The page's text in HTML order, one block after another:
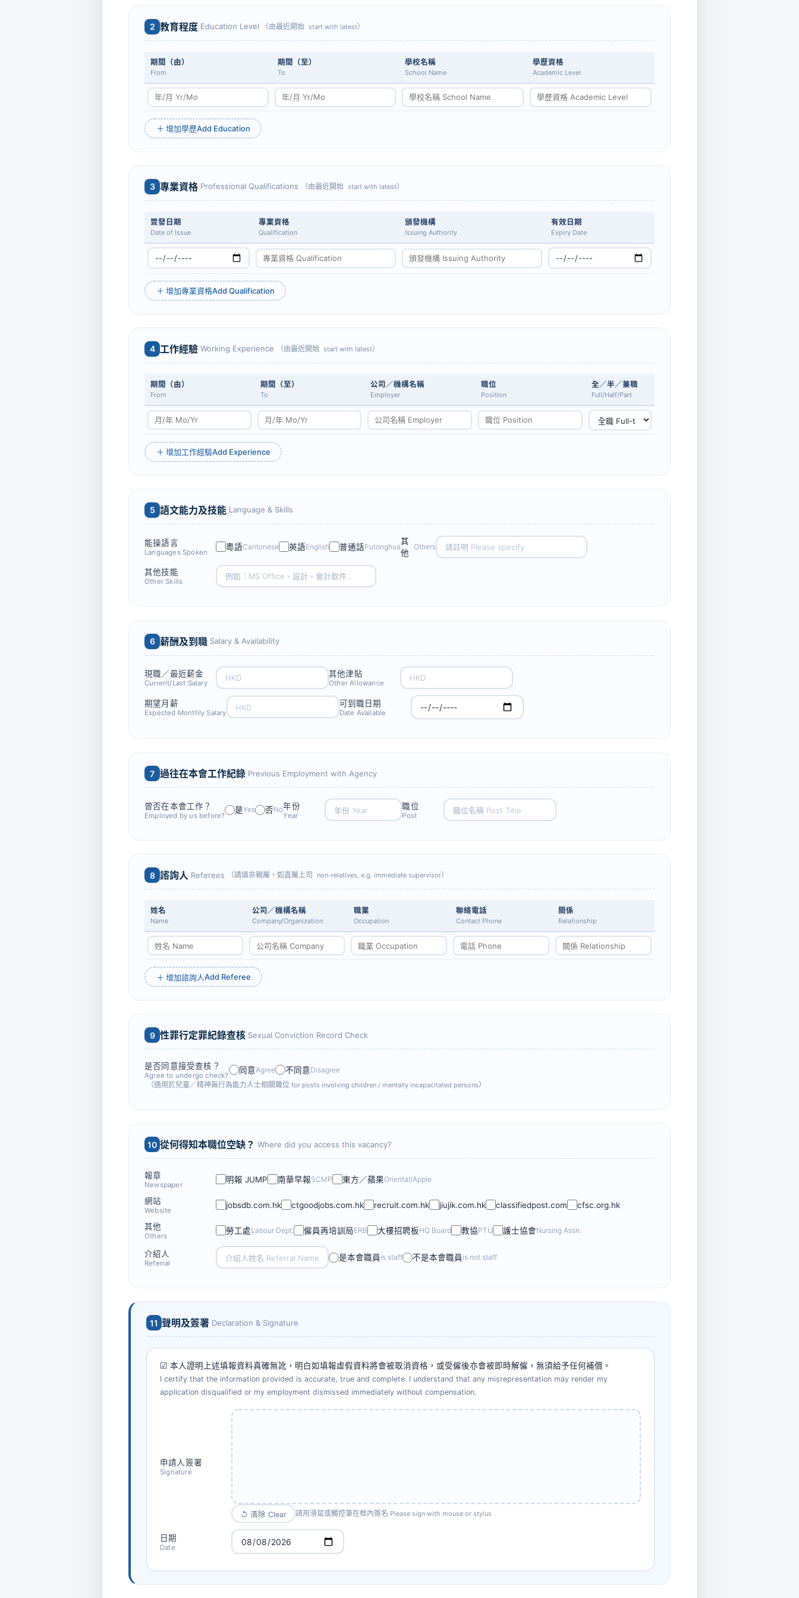
2 教育程度 Education Level （由最近開始 start with latest）
期間（由）
From
期間（至）
To
學校名稱
School Name
學歷資格
Academic Level
＋ 增加學歷Add Education
3 專業資格 Professional Qualifications （由最近開始 start with latest）
簽發日期
Date of Issue
專業資格
Qualification
頒發機構
Issuing Authority
有效日期
Expiry Date
＋ 增加專業資格Add Qualification
4 工作經驗 Working Experience （由最近開始 start with latest）
期間（由）
From
期間（至）
To
公司／機構名稱
Employer
職位
Position
全／半／兼職
Full/Half/Part
＋ 增加工作經驗Add Experience
5 語文能力及技能 Language & Skills
能操語言
Languages Spoken
粵語Cantonese 英語English 普通話Putonghua
其
他
Others
其他技能
Other Skills
6 薪酬及到職 Salary & Availability
現職／最近薪金
Current/Last Salary
其他津貼
Other Allowance
期望月薪
Expected Monthly Salary
可到職日期
Date Available
7 過往在本會工作紀錄 Previous Employment with Agency
曾否在本會工作？
Employed by us before?
是Yes 否No年份
Year
職位
Post
8 諮詢人 Referees （請填非親屬，如直屬上司 non-relatives, e.g. immediate supervisor）
姓名
Name
公司／機構名稱
Company/Organization
職業
Occupation
聯絡電話
Contact Phone
關係
Relationship
＋ 增加諮詢人Add Referee
9 性罪行定罪紀錄查核 Sexual Conviction Record Check
是否同意接受查核？
Agree to undergo check?
同意Agree 不同意Disagree
（適用於兒童／精神無行為能力人士相關職位 for posts involving children / mentally incapacitated persons）
10 從何得知本職位空缺？ Where did you access this vacancy?
報章
Newspaper
明報 JUMP 南華早報SCMP 東方／蘋果Oriental/Apple
網站
Website
jobsdb.com.hk ctgoodjobs.com.hk recruit.com.hk jiujik.com.hk classifiedpost.com cfsc.org.hk
其他
Others
勞工處Labour Dept. 僱員再培訓局ERB 大樓招聘板HQ Board 教協PTU 護士協會Nursing Assn.
介紹人
Referral
是本會職員 is staff 不是本會職員 is not staff
11 聲明及簽署 Declaration & Signature
☑ 本人證明上述填報資料真確無訛，明白如填報虛假資料將會被取消資格，或受僱後亦會被即時解僱，無須給予任何補償。
I certify that the information provided is accurate, true and complete. I understand that any misrepresentation may render my
application disqualified or my employment dismissed immediately without compensation.
申請人簽署
Signature
↺ 清除 Clear 請用滑鼠或觸控筆在框內簽名 Please sign with mouse or stylus
日期
Date